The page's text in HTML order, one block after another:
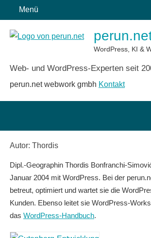
Inhalt
springen
Menü
WordPress, KI &
Web- und WordPress-Experten seit
perun.net webwork gmbh Kontakt
Autor: Thordis
Dipl.-Geographin Thordis Bonfranchi-
Januar 2004 mit WordPress. Bei der
betreut, optimiert und wartet sie die
Kunden. Ebenso leitet sie WordPress-
das WordPress-Handbuch.